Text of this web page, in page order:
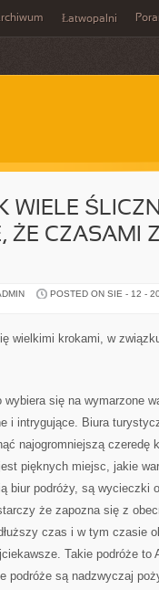
Łatwopalni
WIELE
ŻE CZASAMI
POSTED ON SIE - 12 -
wielkimi krokami, w
wybiera się na wymarzone
i intrygujące. Biura
najogromniejszą czeredę
pięknych miejsc, jakie
biur podróży, są wycieczki
że zapozna się z
czas i w tym czasie
Takie podróże to
podróże są nadzwyczaj